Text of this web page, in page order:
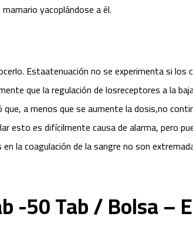
yacoplándose a él.
Estaatenuación no se experimenta si los
que la regulación de losreceptores a la
a menos que se aumente la dosis,no
esto es difícilmente causa de alarma, pero
la coagulación de la sangre no son
-50 Tab / Bolsa –